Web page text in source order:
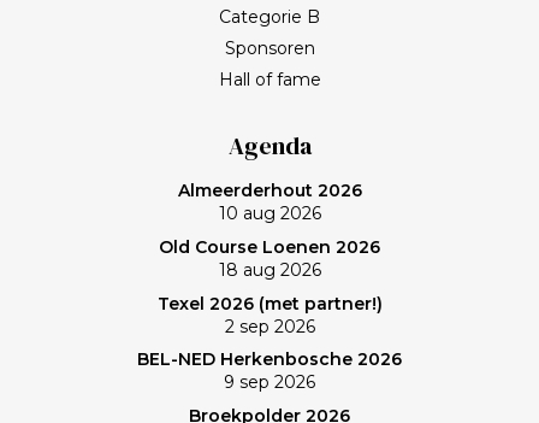
was ‘even helemaal niets; heerlijk’, zo maakt Frank de
verlies was voorzien; gedaan en laten, dus. Maar de
memorabele ronde en de waanzinnige slagen van
Frank zullen mij nog lang bijblijven. Topgast, topdag!
Frank, bedankt!
Categorie B
Sponsoren
Hall of fame
Agenda
Almeerderhout 2026
10 aug 2026
Old Course Loenen 2026
18 aug 2026
Texel 2026 (met partner!)
2 sep 2026
BEL-NED Herkenbosche 2026
9 sep 2026
Broekpolder 2026